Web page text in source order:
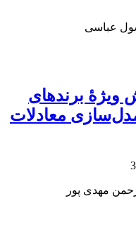
عباسی
ویژۀ برندهای
معادلات
مهدی پور